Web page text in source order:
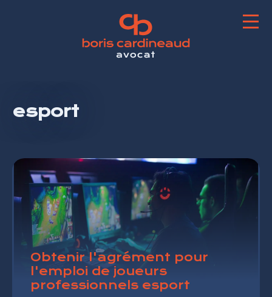
esport
Obtenir l'agrément pour
l'emploi de joueurs
professionnels esport